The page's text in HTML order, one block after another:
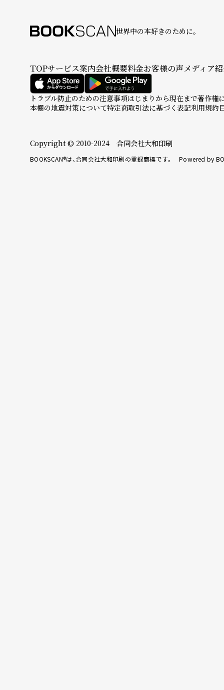
世界中の本好きのために。
TOPサービス案内会社概要料金お客様の声メディア
トラブル防止のための注意事項はじまりから現在まで著作権
本棚の地震対策について特定商取引法に基づく表記利用規約
Copyright © 2010-2024 合同会社大和印刷
BOOKSCAN®は、合同会社大和印刷の登録商標です。 Powered by